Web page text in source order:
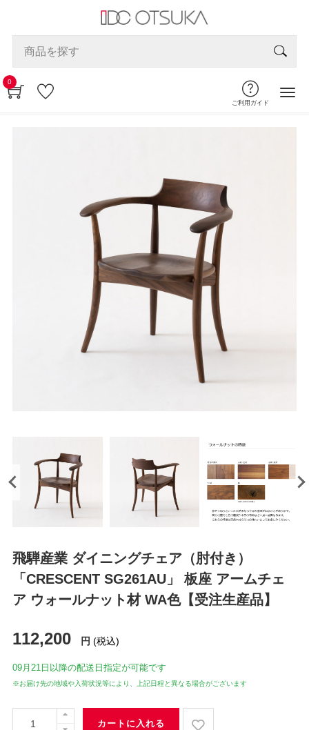
0
ご利用ガイド
飛騨産業 ダイニングチェア（肘付き）
「CRESCENT SG261AU」 板座 アームチェ
ア ウォールナット材 WA色【受注生産品】
112,200 円 (税込)
09月21日 以降の配送日指定が可能です
※お届け先の地域や入荷状況等により、上記日程と異なる場合がございます
カートに入れる